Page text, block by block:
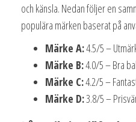
och känsla. Nedan följer en
populära märken baserat på
Märke A:4.5/5 –
Märke B:4.0/5 – Bra
Märke C:4.2/5 –
Märke D:3.8/5 –